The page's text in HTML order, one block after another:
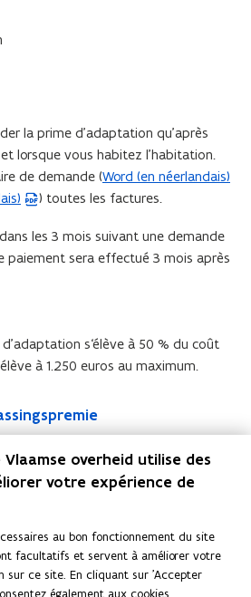
la prime d’adaptation qu’après
lorsque vous habitez l’habitation.
de demande (Word (en néerlandais)
(
f
c
h
W
o
s
'
o
r
i
r
) toutes les factures.
les 3 mois suivant une demande
paiement sera effectué 3 mois après
s‘élève à 50 % du coût
à 1.250 euros au maximum.
• janvier 2026
overheid utilise des
votre expérience de
au bon fonctionnement du site
facultatifs et servent à améliorer votre
sur ce site. En cliquant sur 'Accepter
également aux cookies